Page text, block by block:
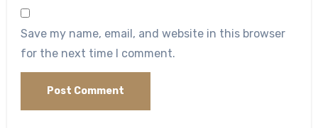
Save my name, email, and website in this browser
for the next time I comment.